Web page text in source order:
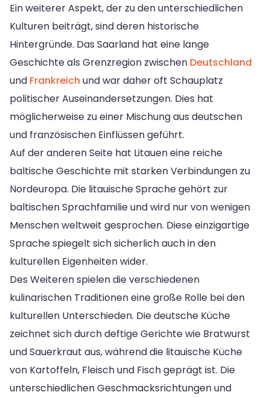
Ein weiterer Aspekt, der zu den unterschiedlichen
Kulturen beiträgt, sind deren historische
Hintergründe. Das Saarland hat eine lange
Geschichte als Grenzregion zwischen Deutschland
und Frankreich und war daher oft Schauplatz
politischer Auseinandersetzungen. Dies hat
möglicherweise zu einer Mischung aus deutschen
und französischen Einflüssen geführt.
Auf der anderen Seite hat Litauen eine reiche
baltische Geschichte mit starken Verbindungen zu
Nordeuropa. Die litauische Sprache gehört zur
baltischen Sprachfamilie und wird nur von wenigen
Menschen weltweit gesprochen. Diese einzigartige
Sprache spiegelt sich sicherlich auch in den
kulturellen Eigenheiten wider.
Des Weiteren spielen die verschiedenen
kulinarischen Traditionen eine große Rolle bei den
kulturellen Unterschieden. Die deutsche Küche
zeichnet sich durch deftige Gerichte wie Bratwurst
und Sauerkraut aus, während die litauische Küche
von Kartoffeln, Fleisch und Fisch geprägt ist. Die
unterschiedlichen Geschmacksrichtungen und